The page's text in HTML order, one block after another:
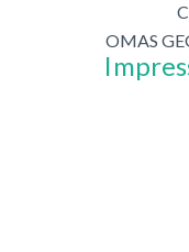
OMAS